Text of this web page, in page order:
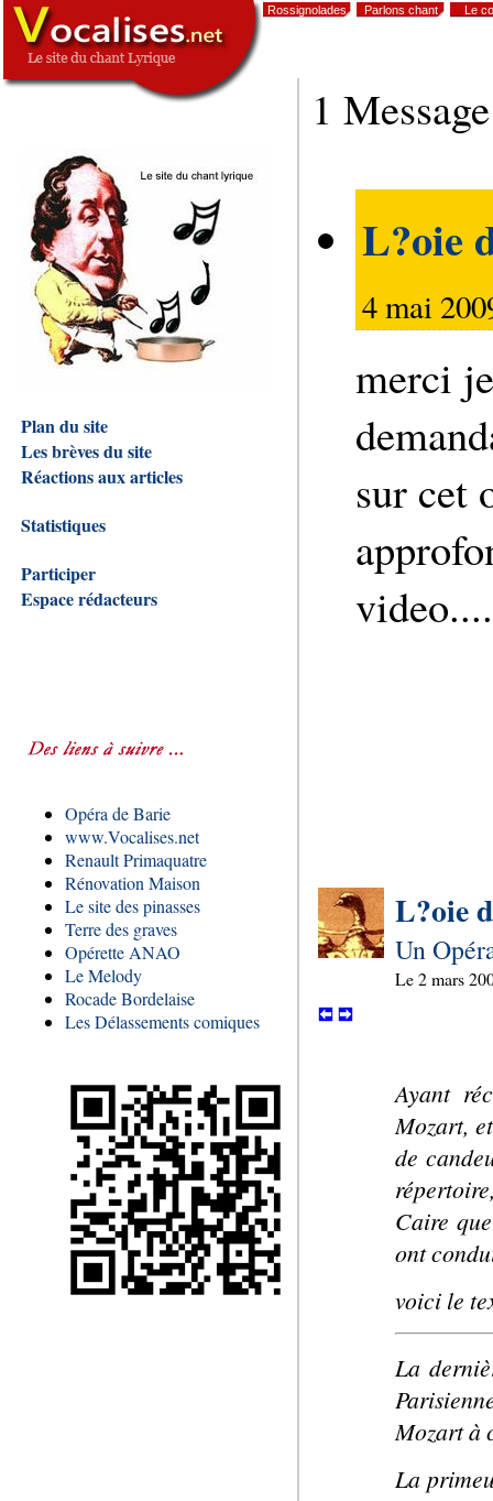
Rossignolades Parlons chant Le
Plan du site
Les brèves du site
Réactions aux articles
Statistiques
Participer
Espace rédacteurs
Opéra de Barie
www.Vocalises.net
Renault Primaquatre
Rénovation Maison
Le site des pinasses
Terre des graves
Opérette ANAO
Le Melody
Rocade Bordelaise
Les Délassements comiques
1 Message
L?oie
4 mai
merci
sur cet
L?oie
Un
Le2 mars
Ayant
Mozart,
de
Caire
ont
voici le
La
Mozart à
La